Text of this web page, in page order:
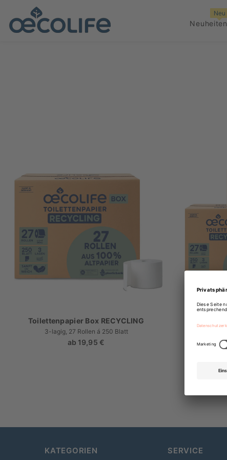
Neuheiten
Neu
Toilettenpapier Box RECYCLING
3-lagig, 27 Rollen á 250 Blatt
ab
Regulärer
19,95 €
KATEGORIEN SERVICE